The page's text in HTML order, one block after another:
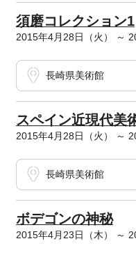
須磨コレクション1
2015年4月28日（火） ～
長崎県美術館
スペイン近現代美
2015年4月28日（火） ～
長崎県美術館
ボデゴンの神秘
2015年4月23日（木） ～